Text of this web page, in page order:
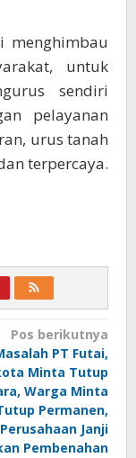
menghimbau
untuk
sendiri
pelayanan
urus tanah
terpercaya.
Pos berikutnya
PT Futai,
Minta Tutup
Warga Minta
Permanen,
Perusahaan Janji
Pembenahan